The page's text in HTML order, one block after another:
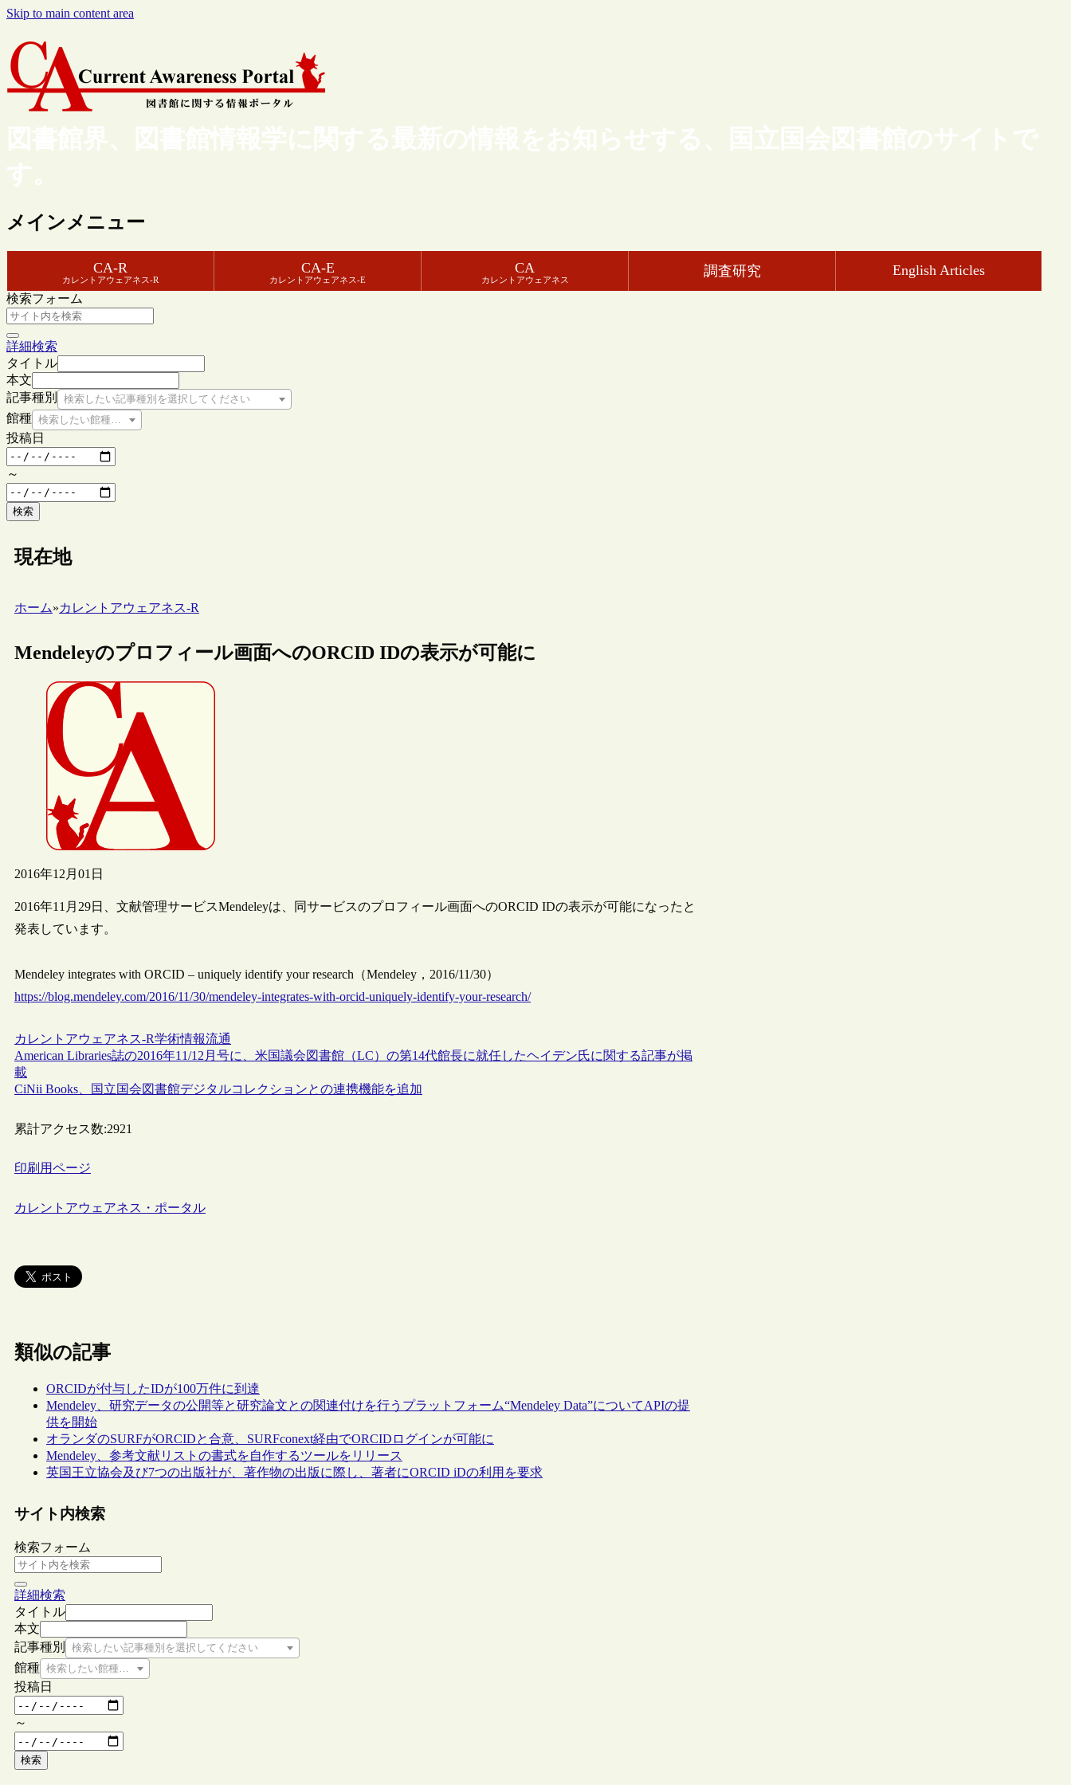
Skip to main content area
図書館界、図書館情報学に関する最新の情報をお知らせする、国立国会図書館のサイトで
す。
メインメニュー
CA-R
カレントアウェアネス-R
CA-E
カレントアウェアネス-E
CA
カレントアウェアネス
調査研究 English Articles
検索フォーム
詳細検索
タイトル
本文
記事種別
検索したい記事種別を選択してください
館種 検索したい館種を選択してください
投稿日
～
検索
現在地
ホーム»カレントアウェアネス-R
Mendeleyのプロフィール画面へのORCID IDの表示が可能に
2016年12月01日
2016年11月29日、文献管理サービスMendeleyは、同サービスのプロフィール画面へのORCID IDの表示が可能になったと
発表しています。
Mendeley integrates with ORCID – uniquely identify your research（Mendeley，2016/11/30）
https://blog.mendeley.com/2016/11/30/mendeley-integrates-with-orcid-uniquely-identify-your-research/
カレントアウェアネス-R学術情報流通
American Libraries誌の2016年11/12月号に、米国議会図書館（LC）の第14代館長に就任したヘイデン氏に関する記事が掲
載
CiNii Books、国立国会図書館デジタルコレクションとの連携機能を追加
累計アクセス数:2921
印刷用ページ
カレントアウェアネス・ポータル
類似の記事
ORCIDが付与したIDが100万件に到達
Mendeley、研究データの公開等と研究論文との関連付けを行うプラットフォーム“Mendeley Data”についてAPIの提
供を開始
オランダのSURFがORCIDと合意、SURFconext経由でORCIDログインが可能に
Mendeley、参考文献リストの書式を自作するツールをリリース
英国王立協会及び7つの出版社が、著作物の出版に際し、著者にORCID iDの利用を要求
サイト内検索
検索フォーム
詳細検索
タイトル
本文
記事種別
検索したい記事種別を選択してください
館種 検索したい館種を選択してください
投稿日
～
検索